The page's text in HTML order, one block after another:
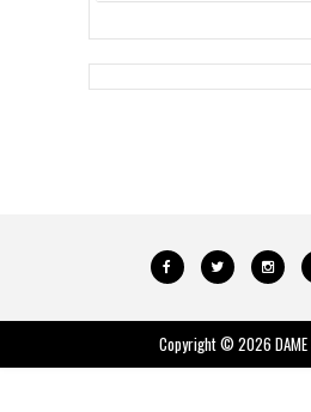
Copyright © 2026